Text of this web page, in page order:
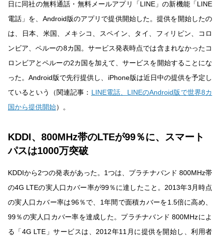
日に同社の無料通話・無料メールアプリ「LINE」の新機能「LINE
電話」を、Android版のアプリで提供開始した。提供を開始したの
は、日本、米国、メキシコ、スペイン、タイ、フィリピン、コロ
ンビア、ペルーの8カ国。サービス発表時点では含まれなかったコ
ロンビアとペルーの2カ国を加えて、サービスを開始することにな
った。Android版で先行提供し、iPhone版は近日中の提供を予定し
ているという（関連記事： LINE電話、LINEのAndroid版で世界8カ
国から提供開始）。
KDDI、800MHz帯のLTEが99％に、スマート
パスは1000万突破
KDDIから2つの発表があった。1つは、プラチナバンド 800MHz帯
の4G LTEの実人口カバー率が99％に達したこと。2013年3月時点
の実人口カバー率は96％で、1年間で面積カバーを1.5倍に高め、
99％の実人口カバー率を達成した。プラチナバンド 800MHzによ
る「4G LTE」サービスは、2012年11月に提供を開始し、利用者